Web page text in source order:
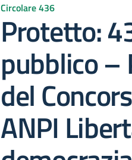
Circolare 436
Protetto:
pubblico –
del
ANPI